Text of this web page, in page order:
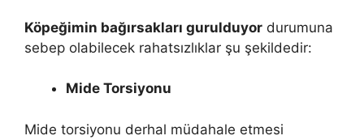
Köpeğimin bağırsakları gurulduyor durumuna
sebep olabilecek rahatsızlıklar şu şekildedir:
Mide Torsiyonu
Mide torsiyonu derhal müdahale etmesi